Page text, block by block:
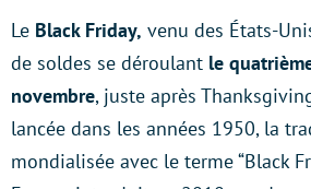
Le Black Friday, venu des États-
de soldes se déroulant le
novembre, juste après
lancée dans les années 1950, la
mondialisée avec le terme “Black